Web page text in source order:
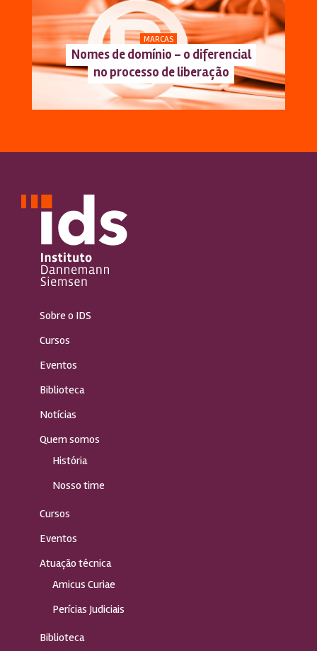
MARCAS
Nomes de domínio – o diferencial
no processo de liberação
Sobre o IDS
Cursos
Eventos
Biblioteca
Notícias
Quem somos
História
Nosso time
Cursos
Eventos
Atuação técnica
Amicus Curiae
Perícias Judiciais
Biblioteca